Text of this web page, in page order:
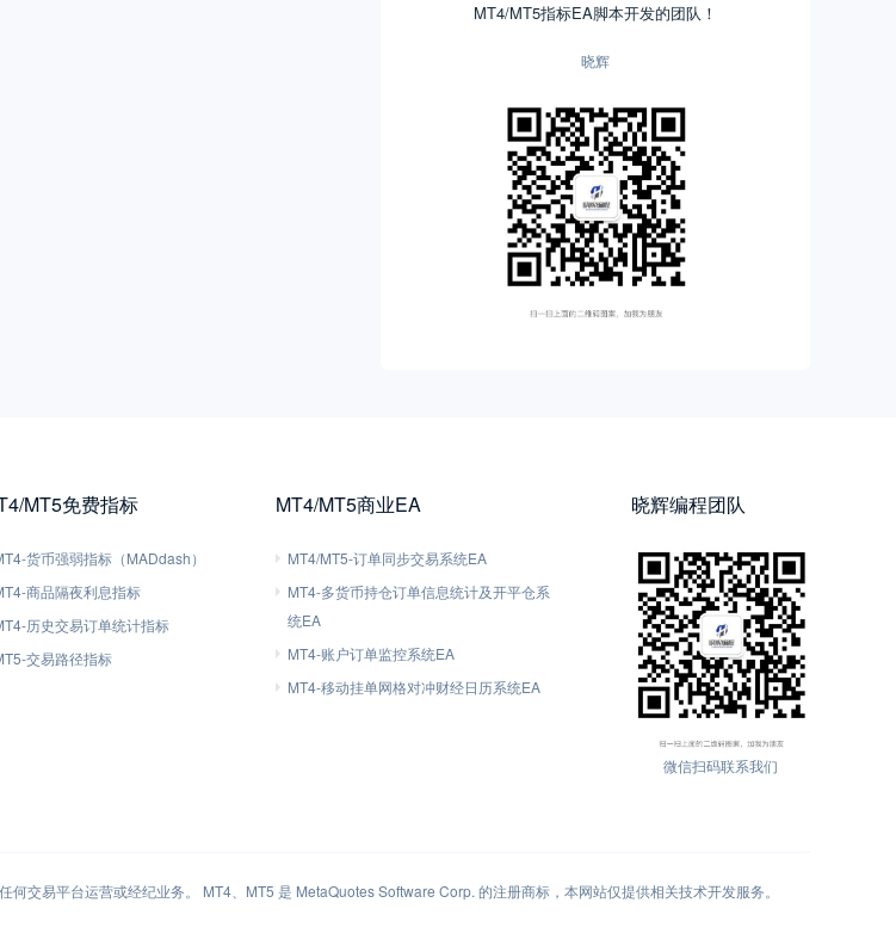
MT4/MT5指标EA脚本开发的团队！
晓辉
MT5免费指标
货币强弱指标（MADdash）
商品隔夜利息指标
历史交易订单统计指标
交易路径指标
MT4/MT5商业EA
MT4/MT5-订单同步交易系统EA
MT4-多货币持仓订单信息统计及开平仓系
统EA
MT4-账户订单监控系统EA
MT4-移动挂单网格对冲财经日历系统EA
晓辉编程团队
微信扫码联系我们
何交易平台运营或经纪业务。 MT4、MT5 是 MetaQuotes Software Corp. 的注册商标，本网站仅提供相关技术开发服务。